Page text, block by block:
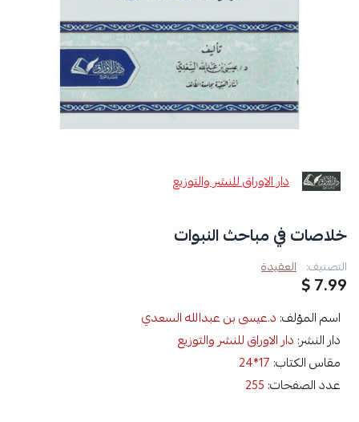
دار الاوراق للنشر والتوزيع
خلاصات في مباحث النبوات
التصنيف: العقيدة
7.99 $
اسم المؤلف: د.عيسى بن عبدالله السعدي
دار النشر: دار الاوراق للنشر والتوزيع
مقاس الكتاب: 17*24
عدد الصفحات: 255